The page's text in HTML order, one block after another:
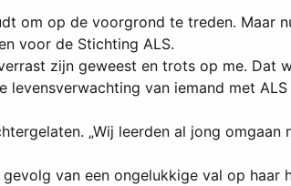
om op de voorgrond te treden. Maar
voor de Stichting ALS.
zijn geweest en trots op me. Dat
levensverwachting van iemand met
„Wij leerden al jong
van een ongelukkige val op haar